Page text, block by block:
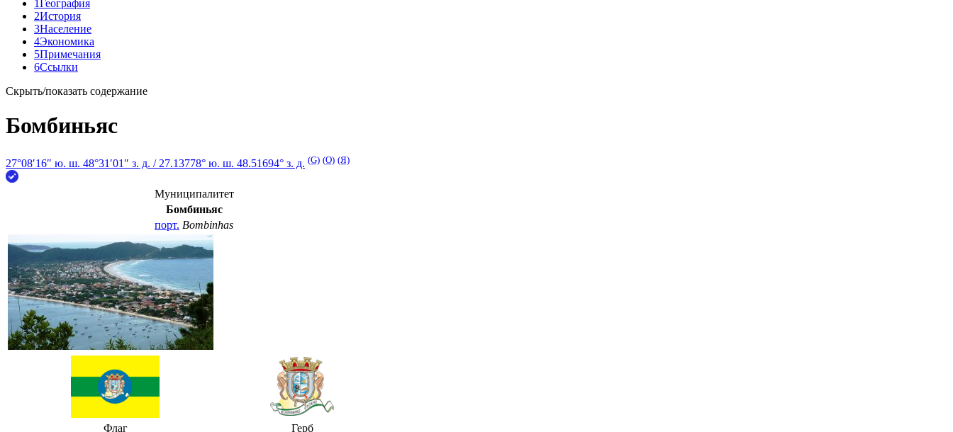
1География
2История
3Население
4Экономика
5Примечания
6Ссылки
Скрыть/показать содержание
Бомбиньяс
27°08′16″ ю. ш. 48°31′01″ з. д. / 27.13778° ю. ш. 48.51694° з. д. (G) (O) (Я)
Муниципалитет
Бомбиньяс
порт. Bombinhas
Флаг
Герб